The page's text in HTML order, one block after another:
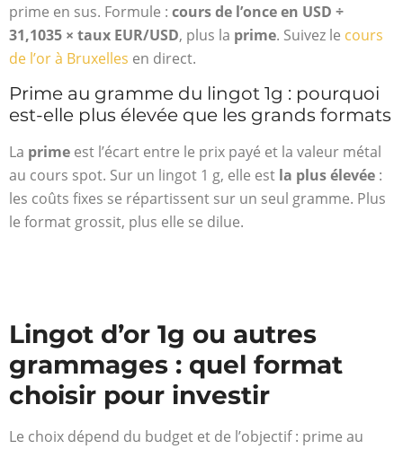
prime en sus. Formule : cours de l’once en USD ÷
31,1035 × taux EUR/USD, plus la prime. Suivez le cours
de l’or à Bruxelles en direct.
Prime au gramme du lingot 1g : pourquoi
est-elle plus élevée que les grands formats
La prime est l’écart entre le prix payé et la valeur métal
au cours spot. Sur un lingot 1 g, elle est la plus élevée :
les coûts fixes se répartissent sur un seul gramme. Plus
le format grossit, plus elle se dilue.
Lingot d’or 1g ou autres
grammages : quel format
choisir pour investir
Le choix dépend du budget et de l’objectif : prime au